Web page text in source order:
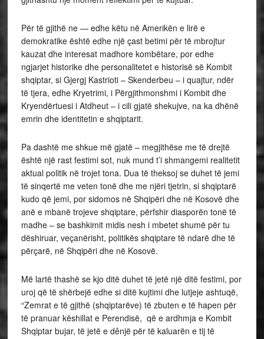
Për të gjithë ne — edhe këtu në Amerikën e lirë e
demokratike është edhe një çast betimi për të mbrojtur
kauzat dhe interesat madhore kombëtare, por edhe
ngjarjet historike dhe personalitetet e historisë së Kombit
shqiptar, si Gjergj Kastrioti – Skenderbeu – i quajtur, ndër
të tjera, edhe Kryetrimi, i Përgjithmonshmi i Kombit dhe
Kryendërtuesi i Atdheut – i cili gjatë shekujve, na ka dhënë
emrin dhe identitetin e shqiptarit.
Pa dashtë me shkue më gjatë – megjithëse me të drejtë
është një rast festimi sot, nuk mund t’i shmangemi realitetit
aktual politik në trojet tona. Dua të theksoj se duhet të jemi
të sinqertë me veten tonë dhe me njëri tjetrin, si shqiptarë
kudo që jemi, por sidomos në Shqipëri dhe në Kosovë dhe
anë e mbanë trojeve shqiptare, përfshir diasporën tonë të
madhe – se bashkimit midis nesh i mbetet shumë për tu
dëshiruar, veçanërisht, politikës shqiptare të ndarë dhe të
përçarë, në Shqipëri dhe në Kosovë.
Më lartë thashë se kjo ditë duhet të jetë një ditë festimi, por
uroj që të shërbejë edhe si ditë kujtimi dhe lutjeje ashtuqë,
“Zemrat e të gjithë (shqiptarëve) të zbuten e të hapen për
të pranuar këshillat e Perendisë, që e ardhmja e Kombit
Shqiptar bujar, të jetë e dênjë për të kaluarën e tij të